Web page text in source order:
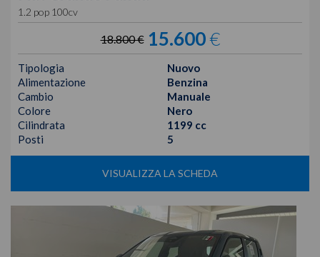
1.2 pop 100cv
18.800 € 15.600€
Tipologia
Nuovo
Alimentazione
Benzina
Cambio
Manuale
Colore
Nero
Cilindrata
1199 cc
Posti
5
VISUALIZZA LA SCHEDA